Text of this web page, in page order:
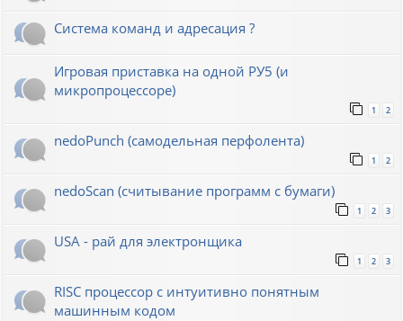
Система команд и адресация ?
Игровая приставка на одной РУ5 (и
микропроцессоре)
1 2
nedoPunch (самодельная перфолента)
1 2
nedoScan (считывание программ с бумаги)
1 2 3
USA - рай для электронщика
1 2 3
RISC процессор с интуитивно понятным
машинным кодом